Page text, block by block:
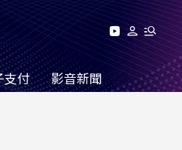
支付 影音新聞